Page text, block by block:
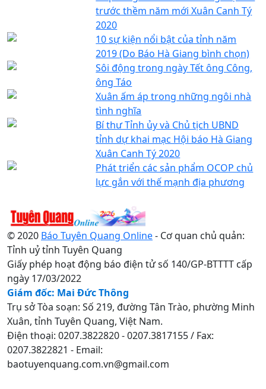
trước thềm năm mới Xuân Canh Tý
2020
10 sự kiện nổi bật của tỉnh năm
2019 (Do Báo Hà Giang bình chọn)
Sôi động trong ngày Tết ông Công,
ông Táo
Xuân ấm áp trong những ngôi nhà
tình nghĩa
Bí thư Tỉnh ủy và Chủ tịch UBND
tỉnh dự khai mạc Hội báo Hà Giang
Xuân Canh Tý 2020
Phát triển các sản phẩm OCOP chủ
lực gắn với thế mạnh địa phương
© 2020 Báo Tuyên Quang Online- Cơ quan chủ quản:
Tỉnh uỷ tỉnh Tuyên Quang
Giấy phép hoạt động báo điện tử số 140/GP-BTTTT cấp
ngày 17/03/2022
Giám đốc: Mai Đức Thông
Trụ sở Tòa soạn: Số 219, đường Tân Trào, phường Minh
Xuân, tỉnh Tuyên Quang, Việt Nam.
Điện thoại: 0207.3822820 - 0207.3817155 / Fax:
0207.3822821 - Email:
baotuyenquang.com.vn@gmail.com